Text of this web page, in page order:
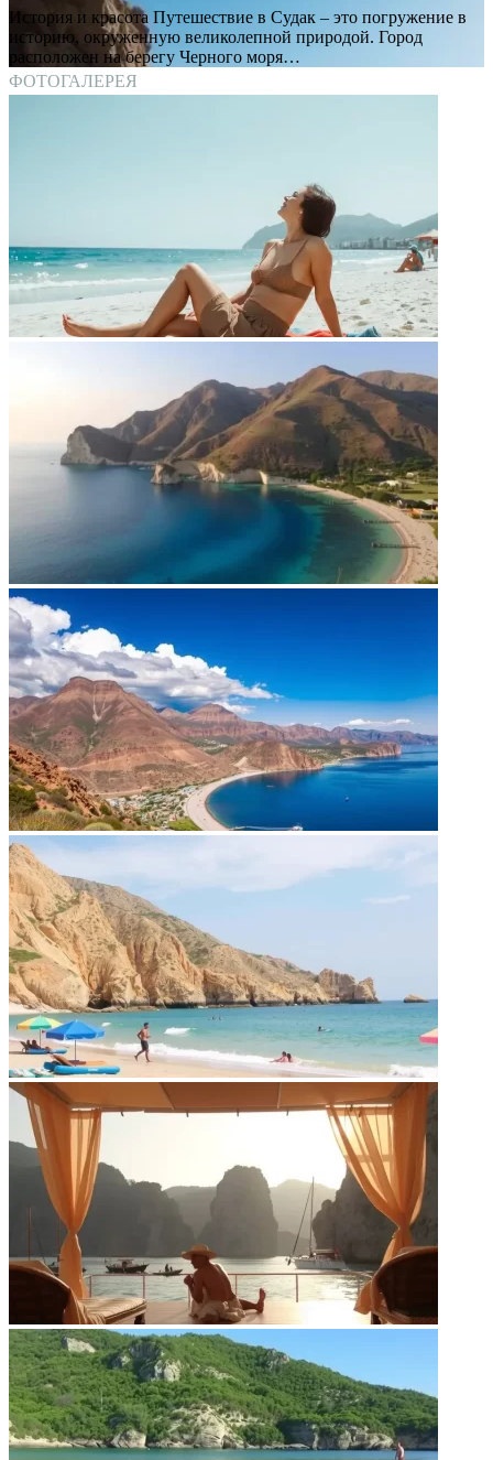
История и красота Путешествие в Судак – это погружение в
историю, окруженную великолепной природой. Город
расположен на берегу Черного моря…
ФОТОГАЛЕРЕЯ